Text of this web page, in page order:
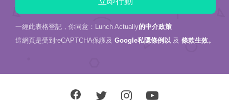
一經此表格登記，你同意：Lunch Actually的中介政策
這網頁是受到reCAPTCHA保護及 Google私隱條例以 及 條款生效。